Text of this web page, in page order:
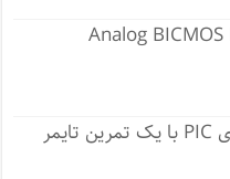
آموزش میکروکنترلرهای PIC با یک تمرین تایمر